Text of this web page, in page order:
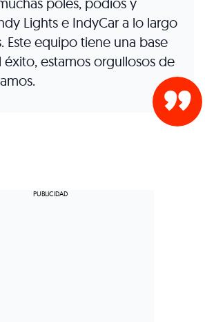
Lights e IndyCar a lo largo
Este equipo tiene una base
éxito, estamos orgullosos de